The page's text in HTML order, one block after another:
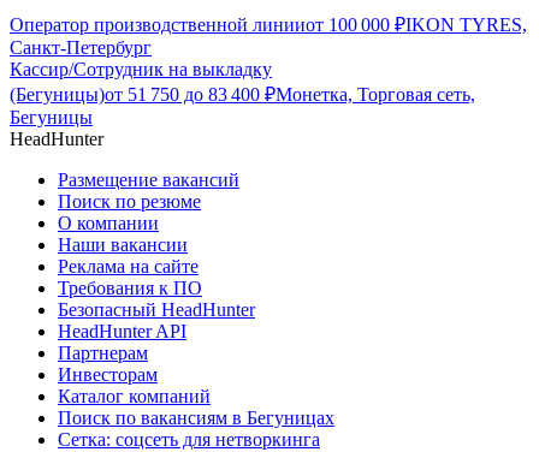
Оператор производственной линииот 100 000 ₽IKON TYRES,
Санкт-Петербург
Кассир/Сотрудник на выкладку
(Бегуницы)от 51 750 до 83 400 ₽Монетка, Торговая сеть,
Бегуницы
HeadHunter
Размещение вакансий
Поиск по резюме
О компании
Наши вакансии
Реклама на сайте
Требования к ПО
Безопасный HeadHunter
HeadHunter API
Партнерам
Инвесторам
Каталог компаний
Поиск по вакансиям в Бегуницах
Сетка: соцсеть для нетворкинга